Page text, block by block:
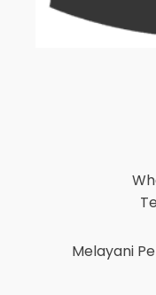
Melayani